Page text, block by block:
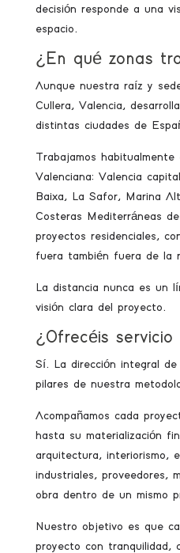
decisión responde a una
espacio.
¿En qué zonas
Aunque nuestra raíz y
Cullera, Valencia,
distintas ciudades de
Trabajamos habitualmente
Valenciana: Valencia
Baixa, La Safor, Marina
Costeras Mediterráneas
proyectos residenciales,
fuera también fuera de la
La distancia nunca es un
visión clara del proyecto.
¿Ofrecéis
Sí. La dirección integral
pilares de nuestra
Acompañamos cada
hasta su materialización
arquitectura, interiorismo,
industriales, proveedores,
obra dentro de un mismo
Nuestro objetivo es que
proyecto con tranquilidad,